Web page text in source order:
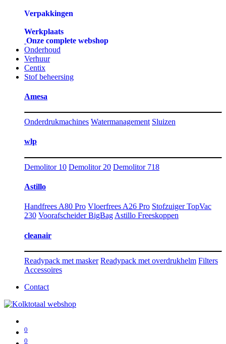
Verpakkingen
Werkplaats
Onze complete webshop
Onderhoud
Verhuur
Centix
Stof beheersing
Amesa
Onderdrukmachines Watermanagement Sluizen
wlp
Demolitor 10 Demolitor 20 Demolitor 718
Astillo
Handfrees A80 Pro Vloerfrees A26 Pro Stofzuiger TopVac
230 Voorafscheider BigBag Astillo Freeskoppen
cleanair
Readypack met masker Readypack met overdrukhelm Filters
Accessoires
Contact
0
0